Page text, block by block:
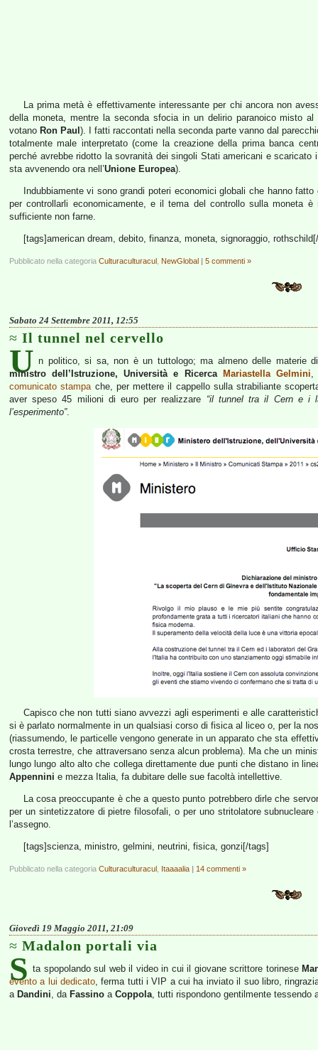
La prima metà è effettivamente interessante per chi ancora non
della moneta, mentre la seconda sfocia in un delirio paranoico misto
votano Ron Paul ). I fatti raccontati nella seconda parte vanno dal
totalmente male interpretato (come la creazione della prima banca
perché avrebbe ridotto la sovranità dei singoli Stati americani e
sta avvenendo ora nell’Unione Europea).
Indubbiamente vi sono grandi poteri economici globali che hanno
per controllarli economicamente, e il tema del controllo sulla moneta
sufficiente non farne.
[tags]american dream, debito, finanza, moneta, signoraggio,
Pubblicato nella categoria Culturaculturacul NewGlobal | 5 commenti »
Sabato 24 Settembre 2011, 12:55
Il tunnel nel cervello
U n politico, si sa, non è un tuttologo; ma almeno delle materie
ministro dell’Istruzione, Università e Ricerca
Mariastella Gelmini,
comunicato stampache, per mettere il cappello sulla strabiliante
aver speso 45 milioni di euro per realizzare “il tunnel tra il Cern e i
l’esperimento”.
Capisco che non tutti siano avvezzi agli esperimenti e alle
si è parlato normalmente in un qualsiasi corso di fisica al liceo o, per la
(riassumendo, le particelle vengono generate in un apparato che sta
crosta terrestre, che attraversano senza alcun problema). Ma che un
lungo lungo alto alto che collega direttamente due punti che distano in
Appennini e mezza Italia, fa dubitare delle sue facoltà intellettive.
La cosa preoccupante è che a questo punto potrebbero dirle che
per un sintetizzatore di pietre filosofali, o per uno stritolatore
l’assegno.
[tags]scienza, ministro, gelmini, neutrini, fisica, gonzi[/tags]
Pubblicato nella categoria Culturaculturacul Itaaaalia | 14 commenti »
Giovedì 19 Maggio 2011, 21:09
Madalon portali via
S ta spopolando sul web il video in cui il giovane scrittore torinese
evento a lui dedicato, ferma tutti i VIP a cui ha inviato il suo libro,
a Dandini, da Fassino a Coppola, tutti rispondono gentilmente tessendo